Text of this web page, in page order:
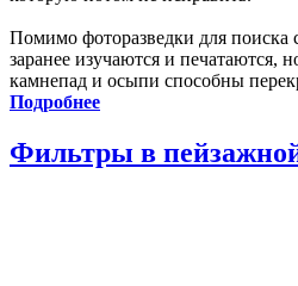
Помимо фоторазведки для поиска
заранее изучаются и печатаются,
камнепад и осыпи способны
Подробнее
Фильтры в